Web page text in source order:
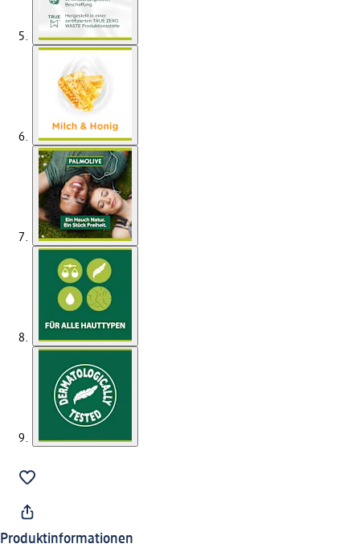
Produktinformationen